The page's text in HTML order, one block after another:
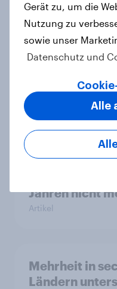
40 Jahre
wird
Ernstfall –
YouGov
vorn +++
Jahren nicht
Artikel
Mehrheit in
Ländern
Gerät zu, um die
Nutzung zu
sowie unser
Datenschutz und
Alle